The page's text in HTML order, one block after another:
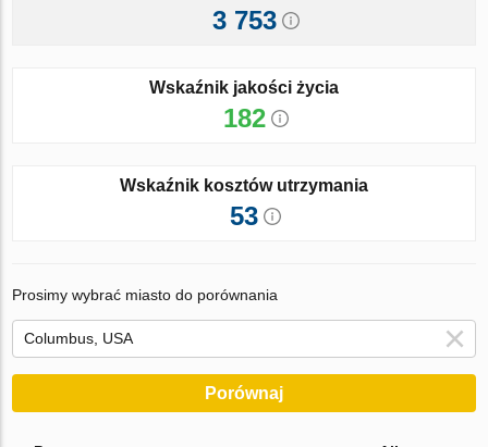
3 753
Wskaźnik jakości życia
182
Wskaźnik kosztów utrzymania
53
Prosimy wybrać miasto do porównania
Porównaj